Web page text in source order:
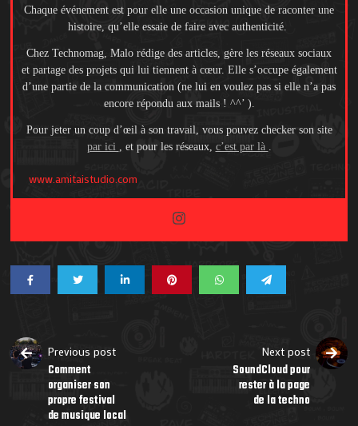
Chaque événement est pour elle une occasion unique de raconter une
histoire, qu’elle essaie de faire avec authenticité.
Chez Technomag, Malo rédige des articles, gère les réseaux sociaux
et partage des projets qui lui tiennent à cœur. Elle s’occupe également
d’une partie de la communication (ne lui en voulez pas si elle n’a pas
encore répondu aux mails ! ^^’ ).
Pour jeter un coup d’œil à son travail, vous pouvez checker son site
par ici , et pour les réseaux, c’est par là .
www.amitaistudio.com
Previous post
Comment
organiser son
propre festival
de musique local
Next post
SoundCloud pour
rester à la page
de la techno